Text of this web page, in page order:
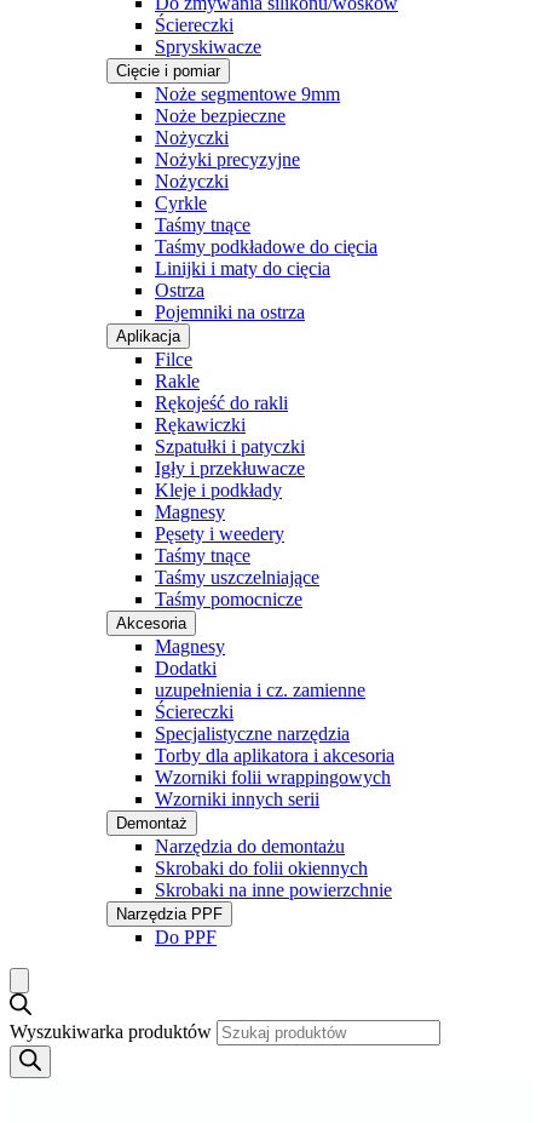
Ściereczki
Spryskiwacze
Cięcie i pomiar
Noże segmentowe 9mm
Noże bezpieczne
Nożyczki
Nożyki precyzyjne
Nożyczki
Cyrkle
Taśmy tnące
Taśmy podkładowe do cięcia
Linijki i maty do cięcia
Ostrza
Pojemniki na ostrza
Aplikacja
Filce
Rakle
Rękojeść do rakli
Rękawiczki
Szpatułki i patyczki
Igły i przekłuwacze
Kleje i podkłady
Magnesy
Pęsety i weedery
Taśmy tnące
Taśmy uszczelniające
Taśmy pomocnicze
Akcesoria
Magnesy
Dodatki
uzupełnienia i cz. zamienne
Ściereczki
Specjalistyczne narzędzia
Torby dla aplikatora i akcesoria
Wzorniki folii wrappingowych
Wzorniki innych serii
Demontaż
Narzędzia do demontażu
Skrobaki do folii okiennych
Skrobaki na inne powierzchnie
Narzędzia PPF
Do PPF
Wyszukiwarka produktów